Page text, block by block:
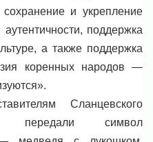
и укрепление
поддержка
а также поддержка
коренных народов —
Сланцевского
передали символ